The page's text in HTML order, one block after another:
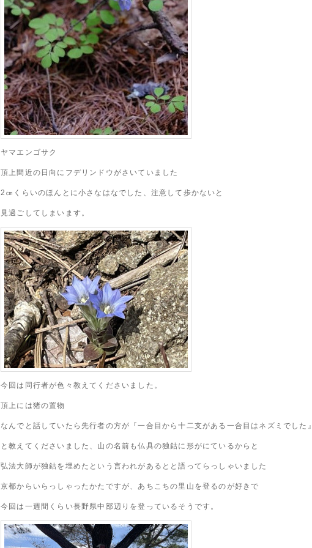
ヤマエンゴサク
頂上間近の日向にフデリンドウがさいていました
2㎝くらいのほんとに小さなはなでした、注意して歩かないと
見過ごしてしまいます。
今回は同行者が色々教えてくださいました。
頂上には猪の置物
なんでと話していたら先行者の方が『一合目から十二支がある一合目はネズミでした』
と教えてくださいました、山の名前も仏具の独鈷に形がにているからと
弘法大師が独鈷を埋めたという言われがあるとと語ってらっしゃいました
京都からいらっしゃったかたですが、あちこちの里山を登るのが好きで
今回は一週間くらい長野県中部辺りを登っているそうです。